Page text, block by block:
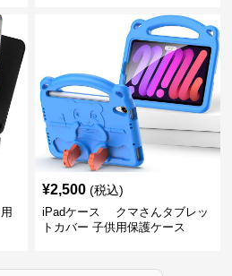
¥2,500 (税込)
iPadケース クマさんタブレッ
トカバー 子供用保護ケース